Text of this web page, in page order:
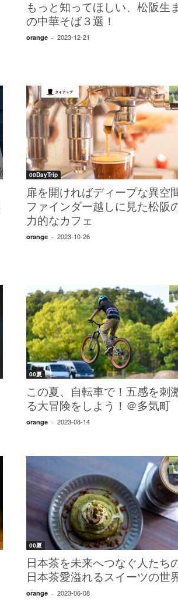
もっと知ってほしい、松阪生
の中華そば３選！
orange - 2023-12-21
00DayTrip
扉を開ければディープな異空
ファインダー越しに見た松阪
力的なカフェ
orange - 2023-10-26
00夏
この夏、自転車で！五感を刺
る大冒険をしよう！＠多気町
orange - 2023-08-14
00夏
日本茶を未来へつなぐ人たちの
日本茶愛溢れるスイーツの世
orange - 2023-06-08